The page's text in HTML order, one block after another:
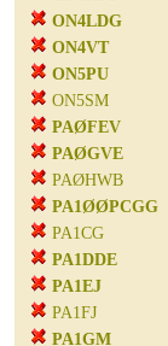
ON4LDG
ON4VT
ON5PU
ON5SM
PAØFEV
PAØGVE
PAØHWB
PA1ØØPCGG
PA1CG
PA1DDE
PA1EJ
PA1FJ
PA1GM